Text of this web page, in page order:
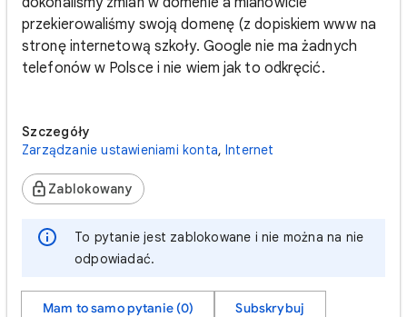
przekierowaliśmy swoją domenę (z dopiskiem www na
stronę internetową szkoły. Google nie ma żadnych
telefonów w Polsce i nie wiem jak to odkręcić.
Szczegóły
Zarządzanie ustawieniami konta, Internet
Zablokowany
To pytanie jest zablokowane i nie można na nie
odpowiadać.
Mam to samo pytanie (0) Subskrybuj